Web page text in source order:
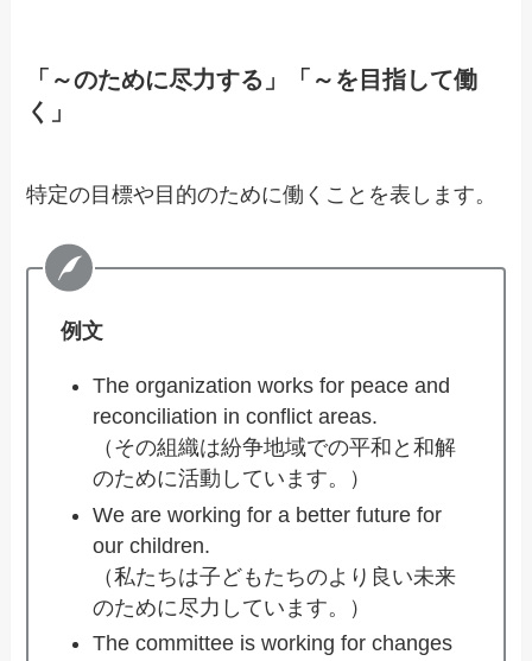
「～のために尽力する」「～を目指して働
く」
特定の目標や目的のために働くことを表します。
例文
The organization works for peace and
reconciliation in conflict areas.
（その組織は紛争地域での平和と和解
のために活動しています。）
We are working for a better future for
our children.
（私たちは子どもたちのより良い未来
のために尽力しています。）
The committee is working for changes